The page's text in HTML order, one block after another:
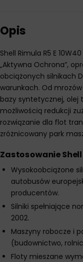
Opis
Shell Rimula R5 E
„Aktywna Ochrona”,
obciążonych silnikach
warunkach. Od mrozów
bazy syntetycznej, olej
możliwością redukcji
rozwiązanie dla flot
zróżnicowany park
Zastosowanie Shell
Wysokoobciążone
autobusów
producentów.
Silniki spełniające
2002.
Maszyny robocze i
(budownictwo,
Floty mieszane